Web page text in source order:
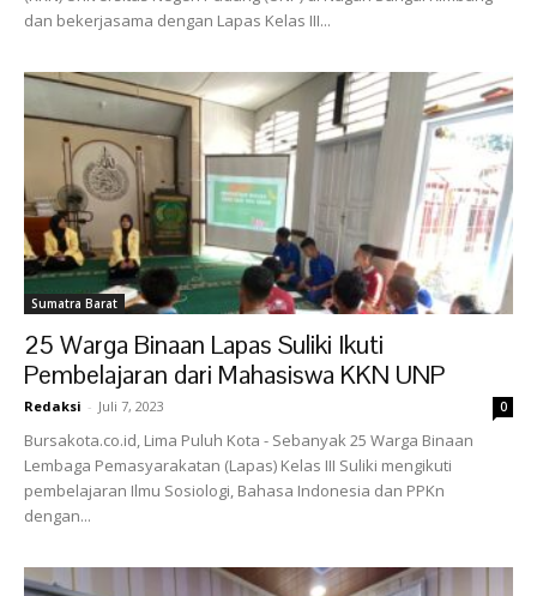
dan bekerjasama dengan Lapas Kelas III...
Sumatra Barat
25 Warga Binaan Lapas Suliki Ikuti
Pembelajaran dari Mahasiswa KKN UNP
Redaksi - Juli 7, 2023 0
Bursakota.co.id, Lima Puluh Kota - Sebanyak 25 Warga Binaan
Lembaga Pemasyarakatan (Lapas) Kelas III Suliki mengikuti
pembelajaran Ilmu Sosiologi, Bahasa Indonesia dan PPKn
dengan...